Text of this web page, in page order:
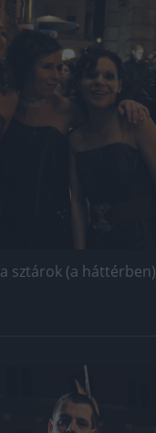
Jön még kép!
sztárok (a háttérben)
Jön még kép!